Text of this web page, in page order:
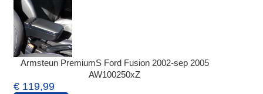
Armsteun PremiumS Ford Fusion 2002-sep 2005
AW100250xZ
€ 119,99